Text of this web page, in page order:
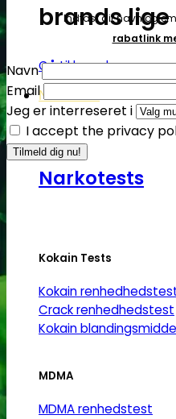
brands lige
Gå til brands
Narkotests
Narkotests
Kokain Tests
Kokain
Crack renhedhedstest
Kokain
MDMA
MDMA renhedstest
Indtast dit navn og
rabatlink
Navn
Email
Jeg er interreseret i
I accept the privacy